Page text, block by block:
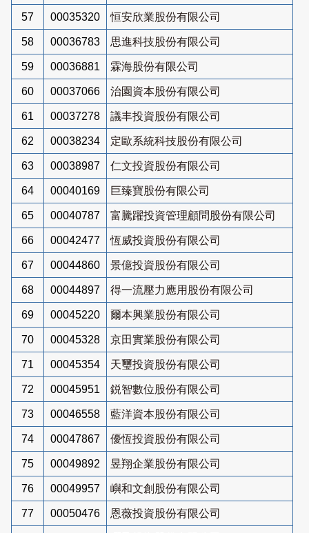
57 00035320 恒安欣業股份有限公司
58 00036783 思進科技股份有限公司
59 00036881 霖海股份有限公司
60 00037066 治園資本股份有限公司
61 00037278 議丰投資股份有限公司
62 00038234 定歐系統科技股份有限公司
63 00038987 仁文投資股份有限公司
64 00040169 巨臻寶股份有限公司
65 00040787 富騰躍投資管理顧問股份有限公司
66 00042477 恆威投資股份有限公司
67 00044860 景億投資股份有限公司
68 00044897 得一流壓力應用股份有限公司
69 00045220 爾本興業股份有限公司
70 00045328 京田實業股份有限公司
71 00045354 天璽投資股份有限公司
72 00045951 鋭智數位股份有限公司
73 00046558 藍洋資本股份有限公司
74 00047867 優恆投資股份有限公司
75 00049892 昱翔企業股份有限公司
76 00049957 嶼和文創股份有限公司
77 00050476 恩薇投資股份有限公司